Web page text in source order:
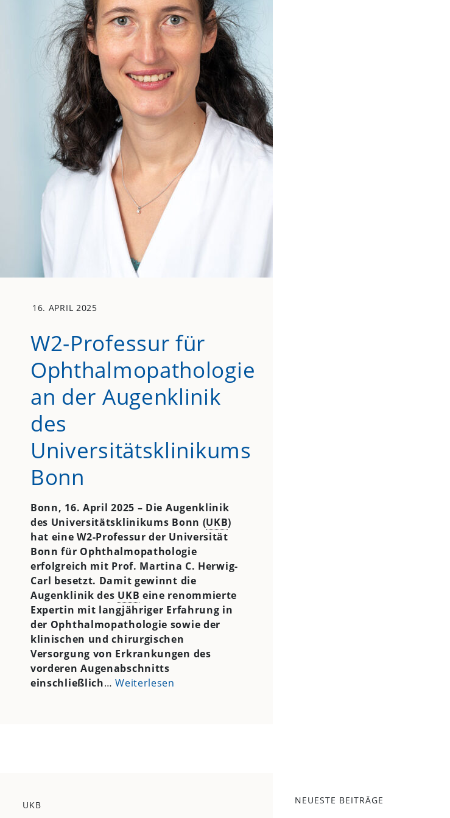
16. APRIL 2025
W2-Professur für
Ophthalmopathologie
an der Augenklinik
des
Universitätsklinikums
Bonn
Bonn, 16. April 2025 – Die Augenklinik
des Universitätsklinikums Bonn (UKB)
hat eine W2-Professur der Universität
Bonn für Ophthalmopathologie
erfolgreich mit Prof. Martina C. Herwig-
Carl besetzt. Damit gewinnt die
Augenklinik des UKB eine renommierte
Expertin mit langjähriger Erfahrung in
der Ophthalmopathologie sowie der
klinischen und chirurgischen
Versorgung von Erkrankungen des
vorderen Augenabschnitts
einschließlich…Weiterlesen
UKB NEUESTE BEITRÄGE